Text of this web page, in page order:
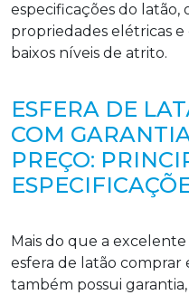
especificações do latão,
propriedades elétricas
baixos níveis de atrito.
ESFERA DE
COM
PREÇO:
Mais do que a
esfera de latão comprar
também possui